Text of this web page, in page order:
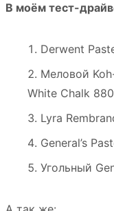
В моём тест-
Derwent
Меловой
White Chalk
Lyra
General’s
Угольный